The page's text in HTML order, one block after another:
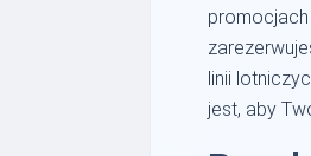
promocjach
linii
jest, aby